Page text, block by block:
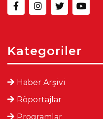
Kategoriler
Haber Arşivi
Röportajlar
Programlar